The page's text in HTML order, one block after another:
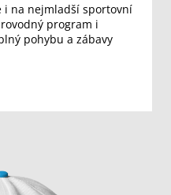
i na nejmladší sportovní
program i
pohybu a zábavy